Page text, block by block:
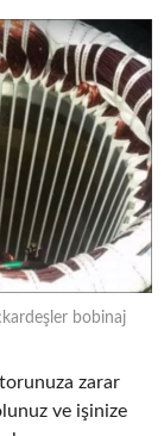
bobinaj
zarar
ve işinize